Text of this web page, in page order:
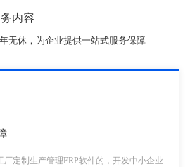
内容
无休，为企业提供一站式服务保障
厂定制生产管理ERP软件的，开发中小企业